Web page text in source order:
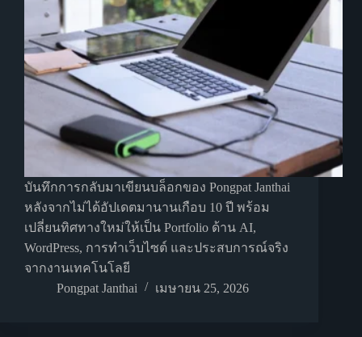
บันทึกการกลับมาเขียนบล็อกของ Pongpat Janthai
หลังจากไม่ได้อัปเดตมานานเกือบ 10 ปี พร้อม
เปลี่ยนทิศทางใหม่ให้เป็น Portfolio ด้าน AI,
WordPress, การทำเว็บไซต์ และประสบการณ์จริง
จากงานเทคโนโลยี
Pongpat Janthai
เมษายน 25, 2026